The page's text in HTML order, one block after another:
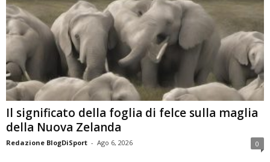
Il significato della foglia di felce sulla maglia
della Nuova Zelanda
Redazione BlogDiSport - Ago 6, 2026 0